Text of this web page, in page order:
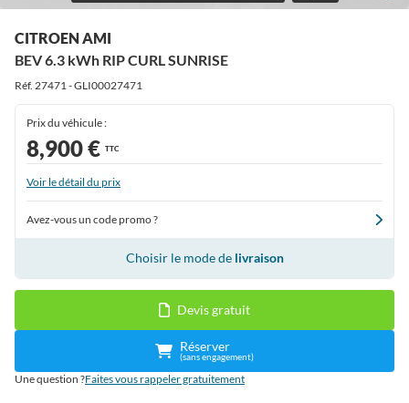
CITROEN AMI
BEV 6.3 kWh RIP CURL SUNRISE
Réf. 27471 - GLI00027471
Prix du véhicule :
8,900 € TTC
Voir le détail du prix
Avez-vous un code promo ?
Choisir le mode de livraison
Devis gratuit
Réserver
(sans engagement)
Une question ?Faites vous rappeler gratuitement